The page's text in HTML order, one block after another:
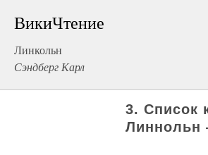
ВикиЧтение
Линкольн
Сэндберг Карл
3. Список
Линнольн